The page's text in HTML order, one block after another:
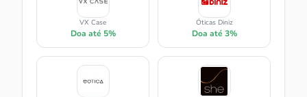
VX Case
Doa até 5%
Óticas Diniz
Doa até 3%